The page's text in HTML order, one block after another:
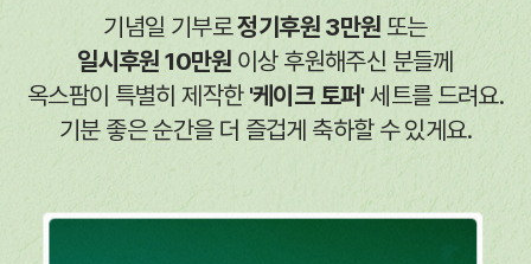
기념일 기부로정기후원 3만원 또는
일시후원 10만원 이상 후원해주신 분들께
옥스팜이 특별히 제작한 '케이크 토퍼'세트를 드려요.
기분 좋은 순간을 더 즐겁게 축하할 수 있게요.